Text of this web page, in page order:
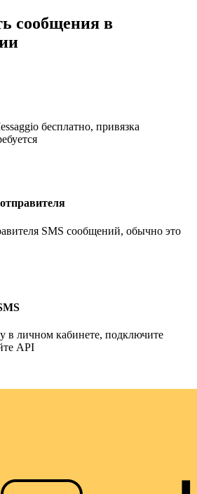
сообщения в
бесплатно, привязка
SMS сообщений, обычно это
в личном кабинете, подключите
API